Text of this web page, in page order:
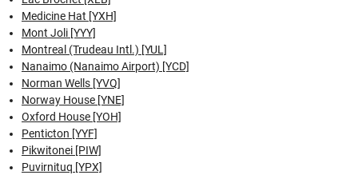
Medicine Hat [YXH]
Mont Joli [YYY]
Montreal (Trudeau Intl.) [YUL]
Nanaimo (Nanaimo Airport) [YCD]
Norman Wells [YVQ]
Norway House [YNE]
Oxford House [YOH]
Penticton [YYF]
Pikwitonei [PIW]
Puvirnituq [YPX]